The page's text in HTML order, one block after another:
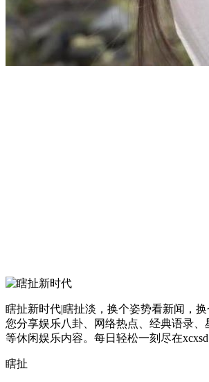
瞎扯新时代|瞎扯淡，换个姿势看新闻，
您分享娱乐八卦、网络热点、经典语录、
等休闲娱乐内容。每日轻松一刻尽在
瞎扯